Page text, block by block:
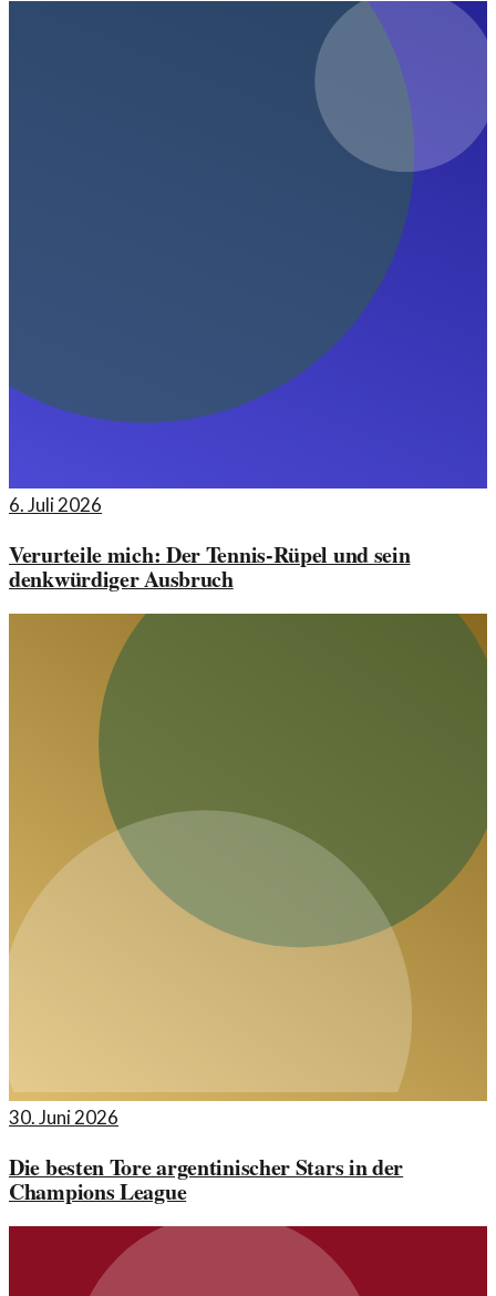
6. Juli 2026
Verurteile mich: Der Tennis-Rüpel und sein
denkwürdiger Ausbruch
30. Juni 2026
Die besten Tore argentinischer Stars in der
Champions League